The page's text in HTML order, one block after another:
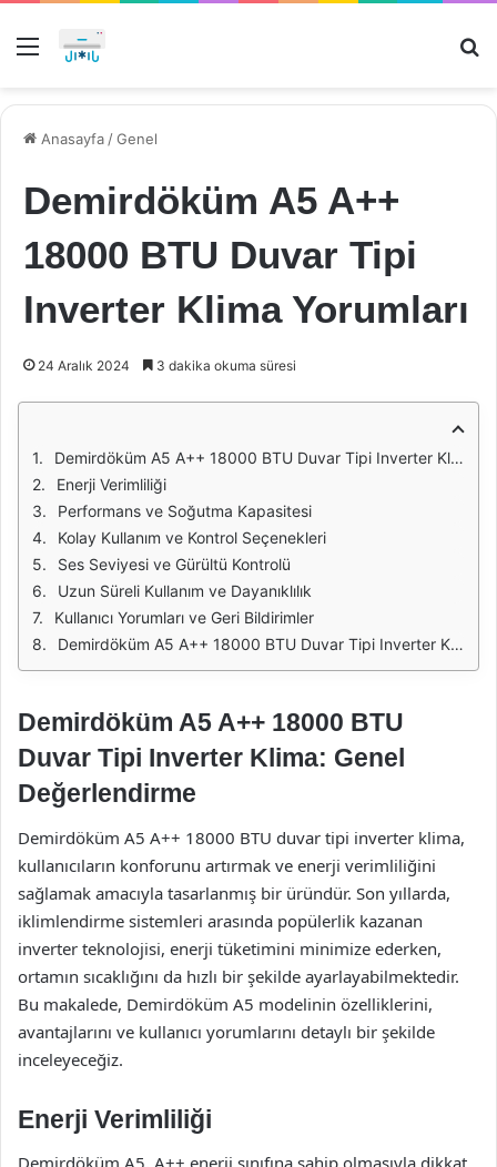
Menü
Anasayfa /Genel
Demirdöküm A5 A++
18000 BTU Duvar Tipi
Inverter Klima Yorumları
24 Aralık 2024 3 dakika okuma süresi
Demirdöküm A5 A++ 18000 BTU Duvar Tipi Inverter Klima: Genel Değerlendirme
Enerji Verimliliği
Performans ve Soğutma Kapasitesi
Kolay Kullanım ve Kontrol Seçenekleri
Ses Seviyesi ve Gürültü Kontrolü
Uzun Süreli Kullanım ve Dayanıklılık
Kullanıcı Yorumları ve Geri Bildirimler
Demirdöküm A5 A++ 18000 BTU Duvar Tipi Inverter Klima Yorumları
Demirdöküm A5 A++ 18000 BTU
Duvar Tipi Inverter Klima: Genel
Değerlendirme
Demirdöküm A5 A++ 18000 BTU duvar tipi inverter klima,
kullanıcıların konforunu artırmak ve enerji verimliliğini
sağlamak amacıyla tasarlanmış bir üründür. Son yıllarda,
iklimlendirme sistemleri arasında popülerlik kazanan
inverter teknolojisi, enerji tüketimini minimize ederken,
ortamın sıcaklığını da hızlı bir şekilde ayarlayabilmektedir.
Bu makalede, Demirdöküm A5 modelinin özelliklerini,
avantajlarını ve kullanıcı yorumlarını detaylı bir şekilde
inceleyeceğiz.
Enerji Verimliliği
Demirdöküm A5, A++ enerji sınıfına sahip olmasıyla dikkat